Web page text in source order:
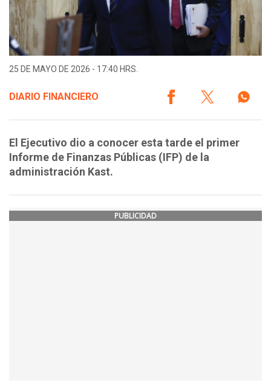
25 DE MAYO DE 2026 - 17:40 HRS.
DIARIO FINANCIERO
El Ejecutivo dio a conocer esta tarde el primer
Informe de Finanzas Públicas (IFP) de la
administración Kast.
PUBLICIDAD